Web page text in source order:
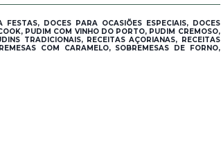
DOCES PARA OCASIÕES ESPECIAIS, DOCES
PUDIM COM VINHO DO PORTO, PUDIM CREMOSO,
TRADICIONAIS, RECEITAS AÇORIANAS, RECEITAS
COM CARAMELO, SOBREMESAS DE FORNO,